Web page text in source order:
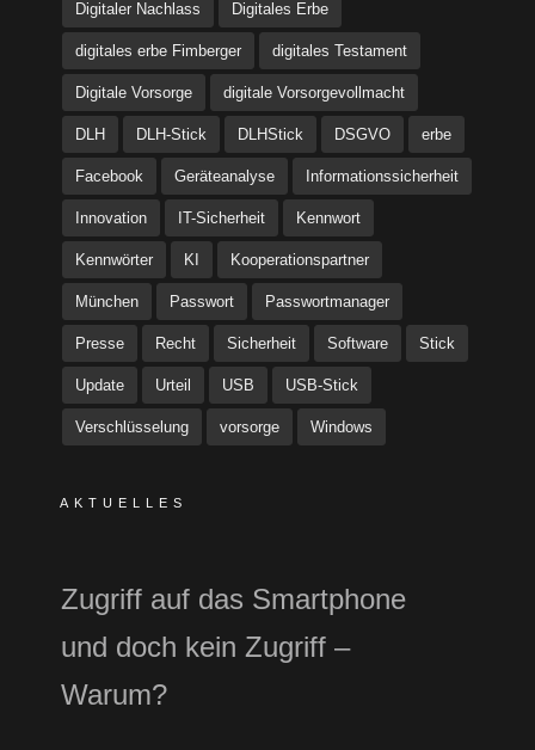
Digitaler Nachlass Digitales Erbe
digitales erbe Fimberger digitales Testament
Digitale Vorsorge digitale Vorsorgevollmacht
DLH DLH-Stick DLHStick DSGVO erbe
Facebook Geräteanalyse Informationssicherheit
Innovation IT-Sicherheit Kennwort
Kennwörter KI Kooperationspartner
München Passwort Passwortmanager
Presse Recht Sicherheit Software Stick
Update Urteil USB USB-Stick
Verschlüsselung vorsorge Windows
AKTUELLES
Zugriff auf das Smartphone
und doch kein Zugriff –
Warum?